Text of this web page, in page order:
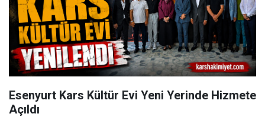
Esenyurt Kars Kültür Evi Yeni Yerinde Hizmete
Açıldı